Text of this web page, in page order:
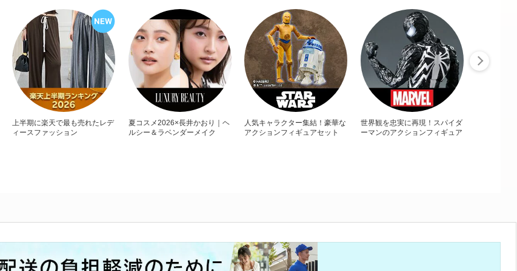
上半期に楽天で最も売れたレデ
ィースファッション
夏コスメ2026×長井かおり｜ヘ
ルシー＆ラベンダーメイク
人気キャラクター集結！豪華な
アクションフィギュアセット
世界観を忠実に再現！スパイダ
ーマンのアクションフィギュア